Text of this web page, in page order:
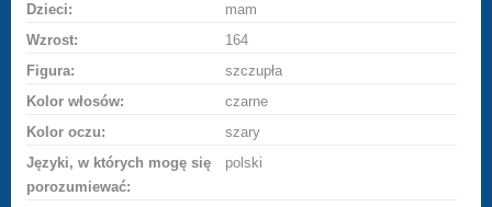
Dzieci:
mam
Wzrost:
164
Figura:
szczupła
Kolor włosów:
czarne
Kolor oczu:
szary
Języki, w których mogę się
porozumiewać:
polski